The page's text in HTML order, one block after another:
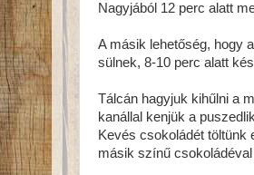
Nagyjából 12 perc alatt
A másik lehetőség, hogy
sülnek, 8-10 perc alatt
Tálcán hagyjuk kihűlni a
kanállal kenjük a
Kevés csokoládét
másik színű